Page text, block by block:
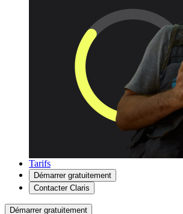
Tarifs
Démarrer gratuitement
Contacter Claris
Démarrer gratuitement